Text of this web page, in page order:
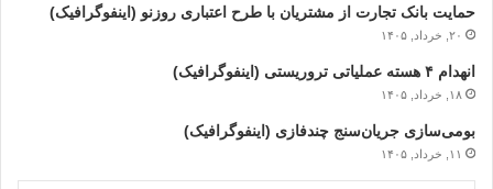
حمایت بانک تجارت از مشتریان با طرح اعتباری روزنو (اینفوگرافیک)
۲۰, خرداد, ۱۴۰۵
انهدام ۴ هسته عملیاتی تروریستی (اینفوگرافیک)
۱۸, خرداد, ۱۴۰۵
بومی‌سازی جریان‌سنج چندفازی (اینفوگرافیک)
۱۱, خرداد, ۱۴۰۵